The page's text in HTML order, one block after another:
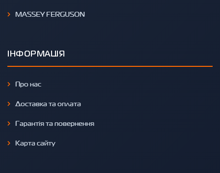
MASSEY FERGUSON
ІНФОРМАЦІЯ
Про нас
Доставка та оплата
Гарантія та повернення
Карта сайту